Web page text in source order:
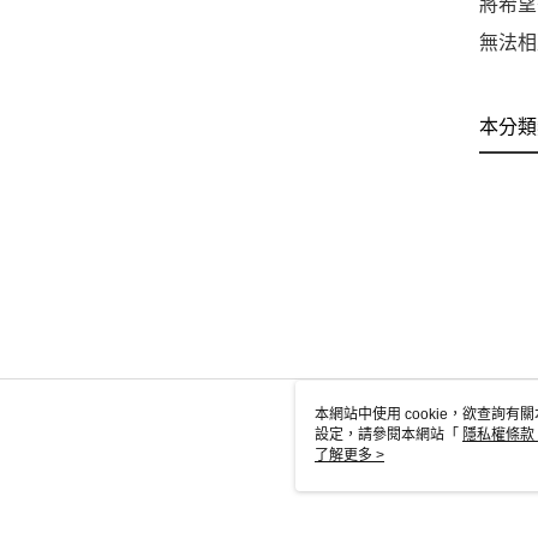
將希
無法
本分
本網站中使用 cookie，欲查詢有
設定，請參閱本網站「 隱私權條款
使用 cookie。
了解更多 >